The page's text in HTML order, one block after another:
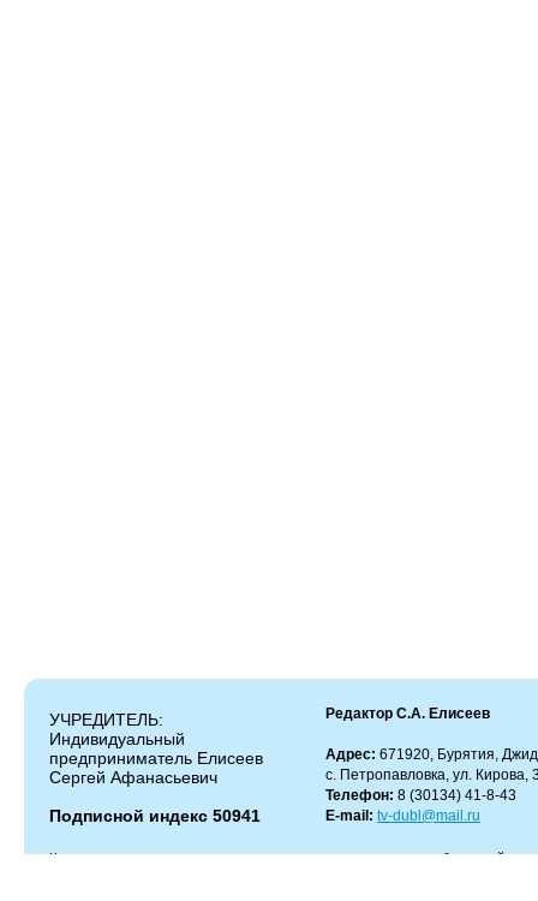
УЧРЕДИТЕЛЬ:
Индивидуальный
предприниматель Елисеев
Сергей Афанасьевич
Подписной индекс 50941
Редактор С.А. Елисеев
Адрес: 671920, Бурятия,
с. Петропавловка, ул. Кирова,
Телефон: 8 (30134) 41-8-43
E-mail: tv-dubl@mail.ru
Копирование и цитирование материалов разрешено только с работающей